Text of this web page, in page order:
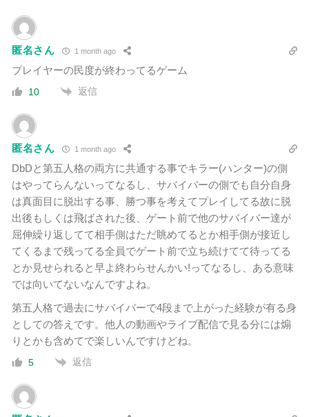
匿名さん 1 month ago
プレイヤーの民度が終わってるゲーム
10 返信
匿名さん 1 month ago
DbDと第五人格の両方に共通する事でキラー(ハンター)の側
はやってらんないってなるし、サバイバーの側でも自分自身
は真面目に脱出する事、勝つ事を考えてプレイしてる故に脱
出後もしくは飛ばされた後、ゲート前で他のサバイバー達が
屈伸繰り返してて相手側はただ眺めてるとか相手側が接近し
てくるまで残ってる全員でゲート前で立ち続けてて待ってる
とか見せられると早よ終わらせんかい!ってなるし、ある意味
では向いてないなんですよね。
第五人格で過去にサバイバーで4段まで上がった経験が有る身
としての答えです。他人の動画やライブ配信で見る分には煽
りとかも含めてで楽しいんですけどね。
5 返信